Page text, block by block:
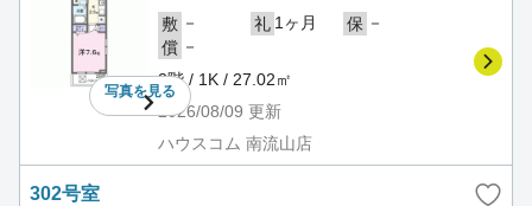
写真を見る
敷 － 礼 1ヶ月 保 －
償 －
3階 / 1K / 27.02㎡
2026/08/09 更新
ハウスコム 南流山店
302号室